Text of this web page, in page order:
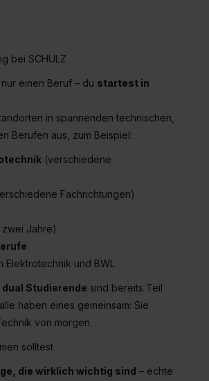
bei SCHULZ
einen Beruf – du startest in
in spannenden technischen,
Berufen aus, zum Beispiel:
(verschiedene
Fachrichtungen)
zwei Jahre)
Elektrotechnik und BWL
Studierende sind bereits Teil
haben eines gemeinsam: Sie
von morgen.
solltest
die wirklich wichtig sind – echte